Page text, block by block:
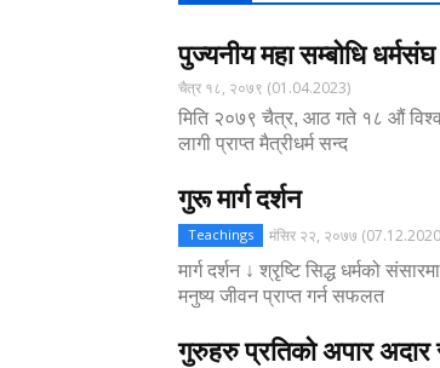
पुज्यनीय महा सम्बोधि
चैत्र १८, २०७९ (01.04.2023)
मिति २०७९ चैत्र, आठ गते १८ औं विश्व
लागी प्राप्त मैत्रीधर्म सन्द
गुरू मार्ग दर्शन
Teachings
मंसिर २२, २०७७
मार्ग दर्शन ↓ श्रृष्टि सिद्ध धर्मको
मनुष्य जीवन प्राप्त गर्न सफलत
गुरुहरु प्रतिको अपार अदार